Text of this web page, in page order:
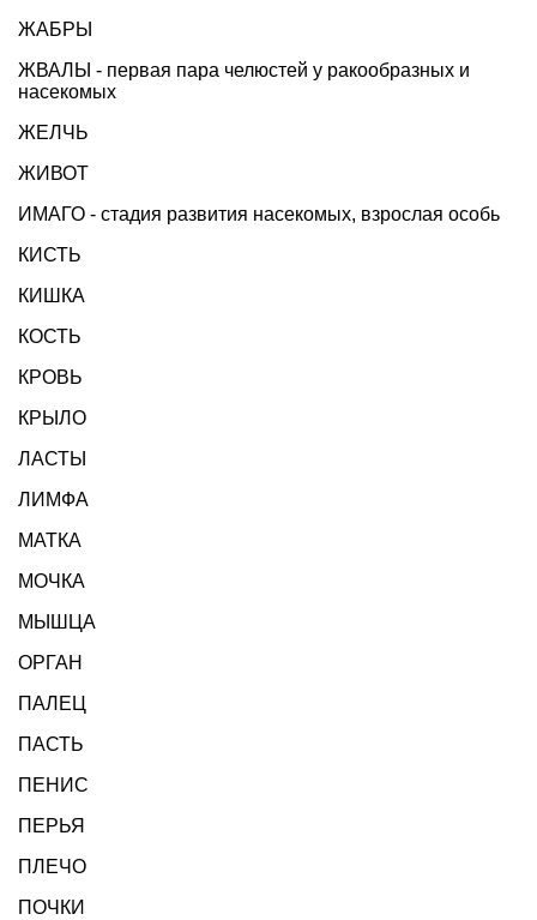
ЖАБРЫ
ЖВАЛЫ - первая пара челюстей у ракообразных и
насекомых
ЖЕЛЧЬ
ЖИВОТ
ИМАГО - стадия развития насекомых, взрослая особь
КИСТЬ
КИШКА
КОСТЬ
КРОВЬ
КРЫЛО
ЛАСТЫ
ЛИМФА
МАТКА
МОЧКА
МЫШЦА
ОРГАН
ПАЛЕЦ
ПАСТЬ
ПЕНИС
ПЕРЬЯ
ПЛЕЧО
ПОЧКИ